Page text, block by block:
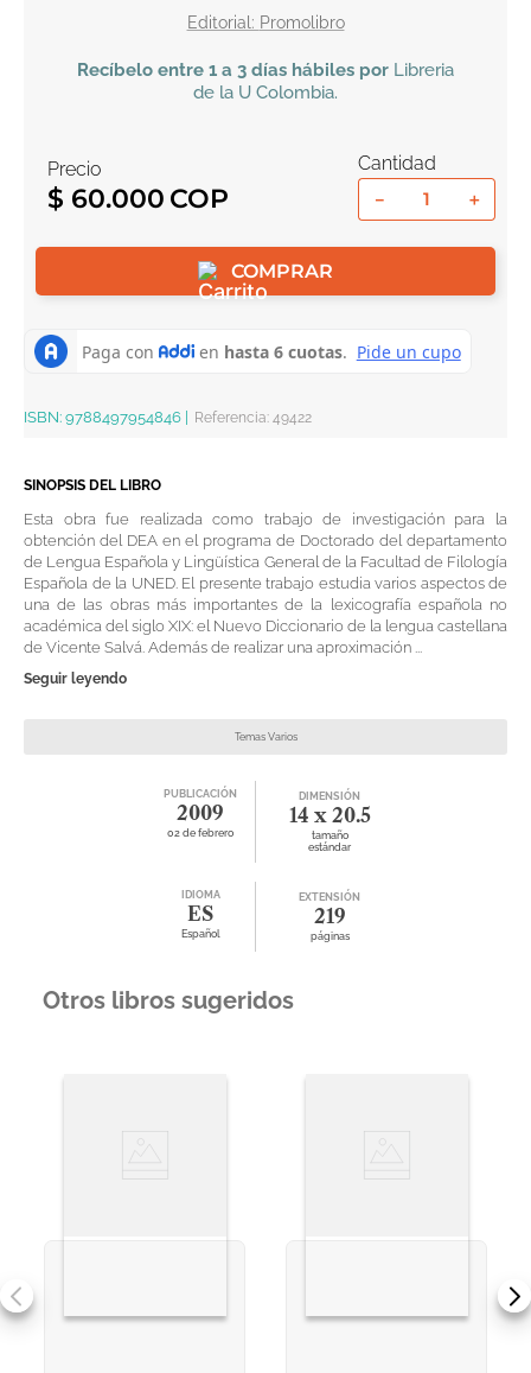
Promolibro
Recíbelo entre 1 a 3 días hábiles por Libreria
de la U Colombia.
Precio
$ 60.000
Cantidad
＋
－
COMPRAR
ISBN: 9788497954846 Referencia: 49422
SINOPSIS DEL LIBRO
Esta obra fue realizada como trabajo de investigación para la
obtención del DEA en el programa de Doctorado del departamento
de Lengua Española y Lingüística General de la Facultad de Filología
Española de la UNED. El presente trabajo estudia varios aspectos de
una de las obras más importantes de la lexicografía española no
académica del siglo XIX: el Nuevo Diccionario de la lengua castellana
de Vicente Salvá. Además de realizar una aproximación ...
Seguir leyendo
Temas Varios
PUBLICACIÓN
2009
02 de febrero
DIMENSIÓN
14 x 20.5
tamaño
estándar
IDIOMA
ES
Español
EXTENSIÓN
219
páginas
Otros libros sugeridos